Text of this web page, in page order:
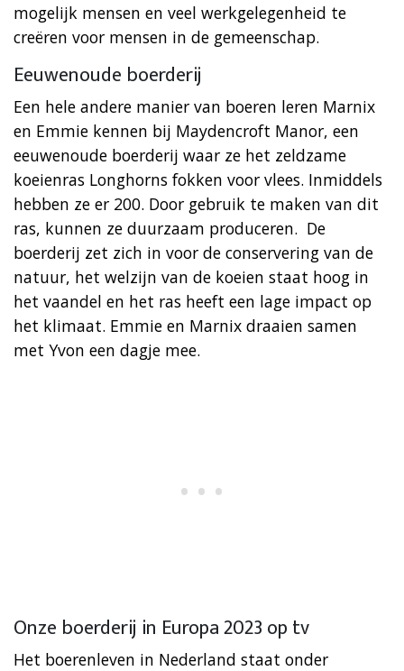
mogelijk mensen en veel werkgelegenheid te
creëren voor mensen in de gemeenschap.
Eeuwenoude boerderij
Een hele andere manier van boeren leren Marnix
en Emmie kennen bij Maydencroft Manor, een
eeuwenoude boerderij waar ze het zeldzame
koeienras Longhorns fokken voor vlees. Inmiddels
hebben ze er 200. Door gebruik te maken van dit
ras, kunnen ze duurzaam produceren. De
boerderij zet zich in voor de conservering van de
natuur, het welzijn van de koeien staat hoog in
het vaandel en het ras heeft een lage impact op
het klimaat. Emmie en Marnix draaien samen
met Yvon een dagje mee.
Onze boerderij in Europa 2023 op tv
Het boerenleven in Nederland staat onder